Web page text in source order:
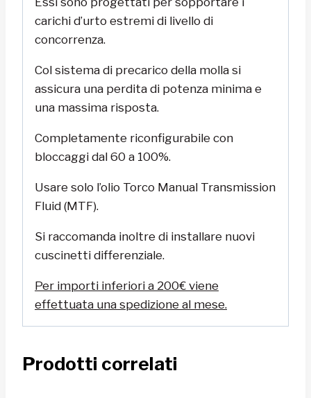
carichi d’urto estremi di livello di
concorrenza.
Col sistema di precarico della molla si
assicura una perdita di potenza minima e
una massima risposta.
Completamente riconfigurabile con
bloccaggi dal 60 a 100%.
Usare solo l’olio Torco Manual Transmission
Fluid (MTF).
Si raccomanda inoltre di installare nuovi
cuscinetti differenziale.
Per importi inferiori a 200€ viene
effettuata una spedizione al mese.
Prodotti correlati